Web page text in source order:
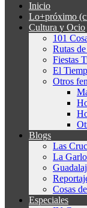
Inicio
Lo+próximo
Cultura y Ocio
101
Rutas
Fiestas
El
Otros
Blogs
Las
La
Cosas
Especiales